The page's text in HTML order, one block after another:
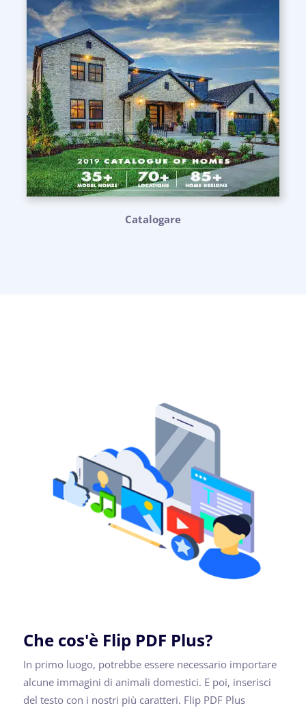
Catalogare
Che cos'è Flip PDF Plus?
In primo luogo, potrebbe essere necessario importare
alcune immagini di animali domestici. E poi, inserisci
del testo con i nostri più caratteri. Flip PDF Plus